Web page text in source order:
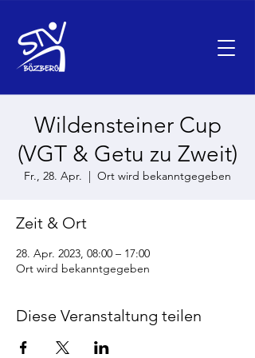
Wildensteiner Cup
(VGT & Getu zu Zweit)
Fr., 28. Apr.
  |
Ort wird bekanntgegeben
Zeit & Ort
28. Apr. 2023, 08:00 – 17:00
Ort wird bekanntgegeben
Diese Veranstaltung teilen